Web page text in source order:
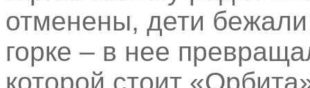
отменены, дети
горке – в нее